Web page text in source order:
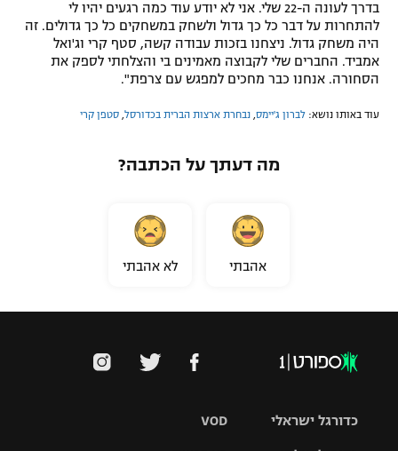
בדרך לעונה ה-22 שלי. אני לא יודע עוד כמה רגעים יהיו לי
להתחרות על דבר כל כך גדול ולשחק במשחקים כל כך גדולים. זה
היה משחק גדול. ניצחנו בזכות עבודה קשה, סטף קרי וג'ואל
אמביד. החברים שלי לקבוצה מאמינים בי והצלחתי לספק את
הסחורה. אנחנו כבר מחכים למפגש עם צרפת".
עוד באותו נושא: לברון ג'יימס, נבחרת ארצות הברית בכדורסל, סטפן קרי
מה דעתך על הכתבה?
אהבתי לא אהבתי
VOD כדורגל ישראלי